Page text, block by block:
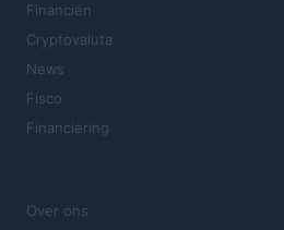
Financiën
Cryptovaluta
News
Fisco
Financiering
Over ons